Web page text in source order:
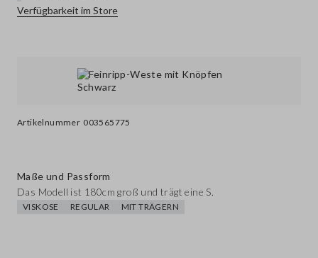
Artikelnummer 003565775
Verfügbarkeit im Store
Maße und Passform
Das Modell ist 180cm groß und trägt eine S.
VISKOSE REGULAR MIT TRÄGERN